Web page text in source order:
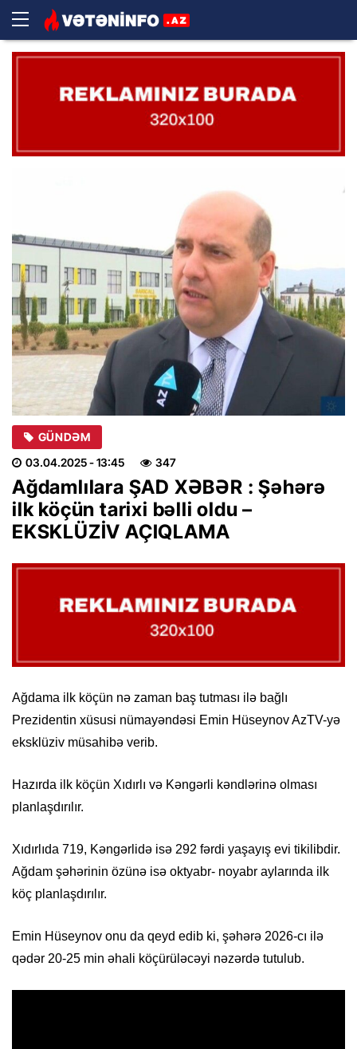
GÜNDƏM
03.04.2025- 13:45 347
Ağdamlılara ŞAD XƏBƏR : Şəhərə
ilk köçün tarixi bəlli oldu –
EKSKLÜZİV AÇIQLAMA
Ağdama ilk köçün nə zaman baş tutması ilə bağlı
Prezidentin xüsusi nümayəndəsi Emin Hüseynov AzTV-yə
eksklüziv müsahibə verib.
Hazırda ilk köçün Xıdırlı və Kəngərli kəndlərinə olması
planlaşdırılır.
Xıdırlıda 719, Kəngərlidə isə 292 fərdi yaşayış evi tikilibdir.
Ağdam şəhərinin özünə isə oktyabr- noyabr aylarında ilk
köç planlaşdırılır.
Emin Hüseynov onu da qeyd edib ki, şəhərə 2026-cı ilə
qədər 20-25 min əhali köçürüləcəyi nəzərdə tutulub.